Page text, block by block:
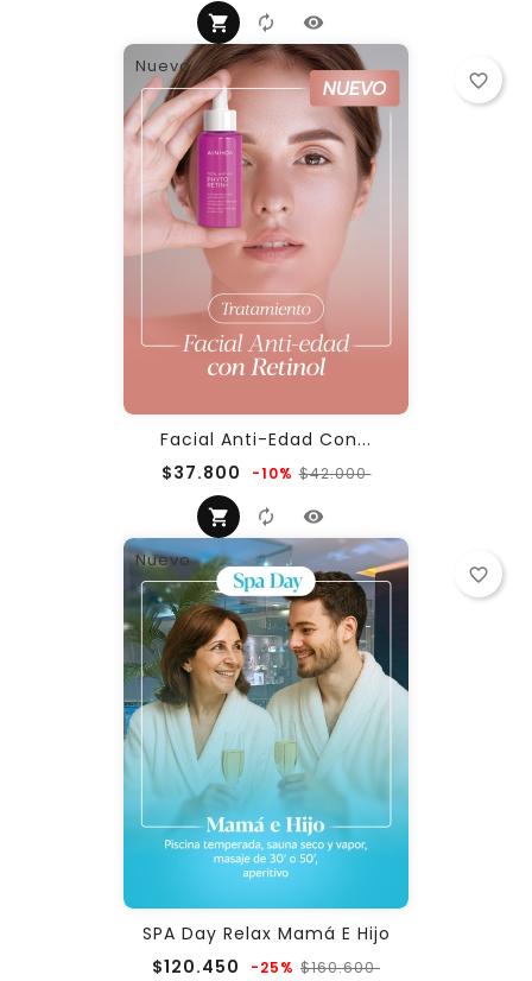
Nuevo
Facial Anti-Edad Con...
$37.800 Precio
-10% $42.000Precio
favorite_border
Nuevo
SPA Day Relax Mamá E Hijo
$120.450 Precio
-25% $160.600Precio
favorite_border